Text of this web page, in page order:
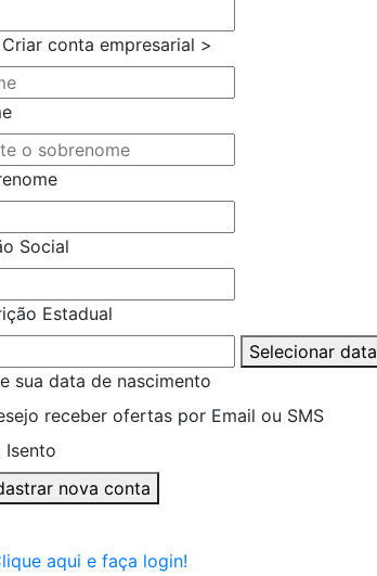
Criar conta empresarial >
Social
Estadual
Selecionar data
sua data de nascimento
receber ofertas por Email ou SMS
Isento
nova conta
aqui e faça login!